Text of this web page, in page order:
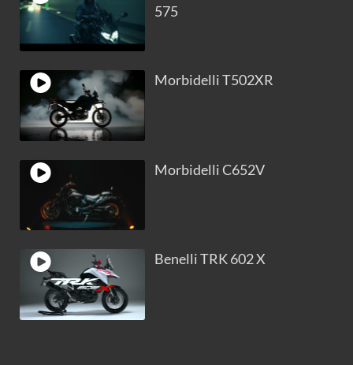
575
Morbidelli T502XR
Morbidelli C652V
Benelli TRK 602 X